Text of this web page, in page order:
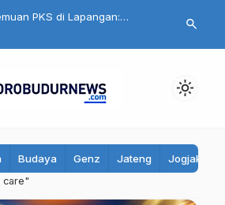
PKS di Lapangan:
Kain Kaku hingga Ada
Cuma
Mall
search
light_mode
Budaya Genz Jateng Jogjakarta
care"